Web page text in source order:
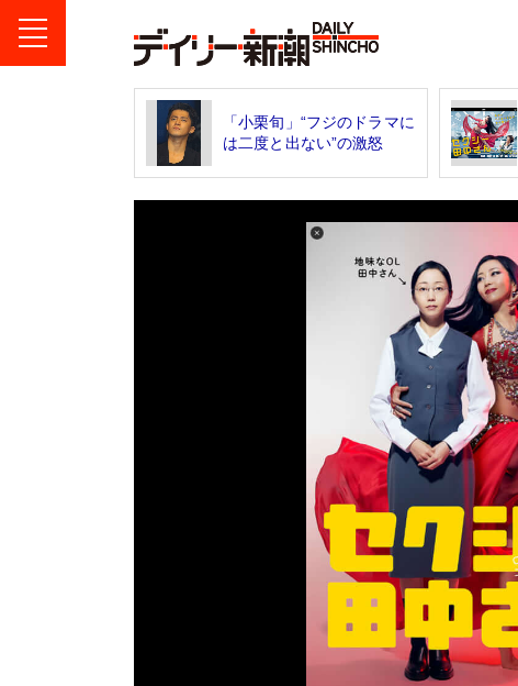
「小栗旬」“フジのドラマに
は二度と出ない”の激怒